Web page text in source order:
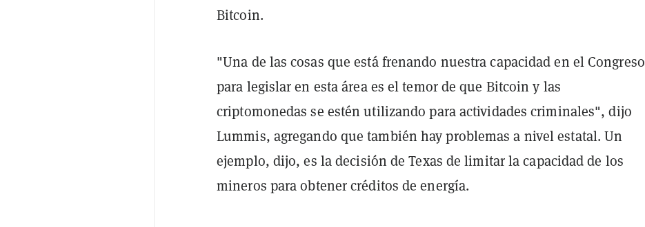
Bitcoin.
"Una de las cosas que está frenando nuestra capacidad en el Congreso
para legislar en esta área es el temor de que Bitcoin y las
criptomonedas se estén utilizando para actividades criminales", dijo
Lummis, agregando que también hay problemas a nivel estatal. Un
ejemplo, dijo, es la decisión de Texas de limitar la capacidad de los
mineros para obtener créditos de energía.